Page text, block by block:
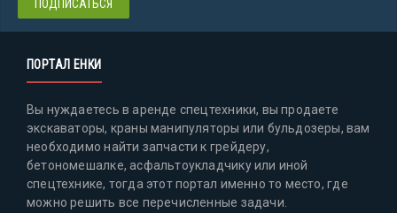
ПОРТАЛ ЕНКИ
Вы нуждаетесь в аренде спецтехники, вы продаете
экскаваторы, краны манипуляторы или бульдозеры, вам
необходимо найти запчасти к грейдеру,
бетономешалке, асфальтоукладчику или иной
спецтехнике, тогда этот портал именно то место, где
можно решить все перечисленные задачи.